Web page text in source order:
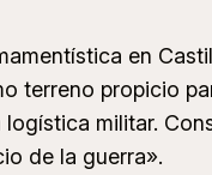
en
terreno propicio
militar.
de la guerra».